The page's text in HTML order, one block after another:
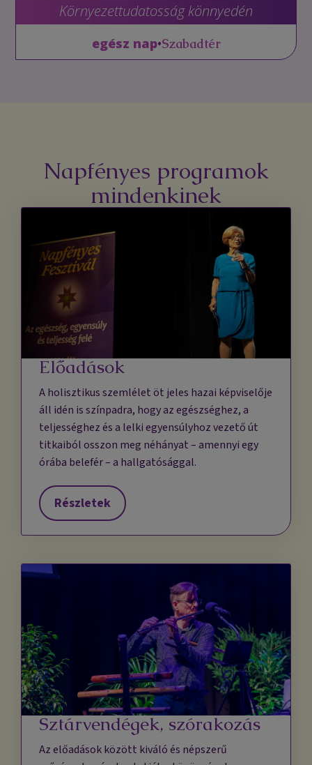
Környezettudatosság könnyedén
egész nap•Szabadtér
Napfényes programok
mindenkinek
Előadások
A holisztikus szemlélet öt jeles hazai képviselője
áll idén is színpadra, hogy az egészséghez, a
teljességhez és a lelki egyensúlyhoz vezető út
titkaiból osszon meg néhányat – amennyi egy
órába belefér – a hallgatósággal.
Részletek
Sztárvendégek, szórakozás
Az előadások között kiváló és népszerű